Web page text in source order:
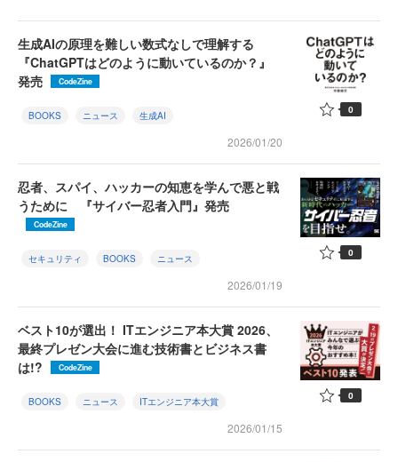
生成AIの原理を難しい数式なしで理解する
『ChatGPTはどのように動いているのか？』
発売
CodeZine
BOOKS ニュース 生成AI
2026/01/20
0
忍者、スパイ、ハッカーの知恵を学んで悪と戦
うために 『サイバー忍者入門』発売
CodeZine
セキュリティ BOOKS ニュース
2026/01/19
0
ベスト10が選出！ ITエンジニア本大賞 2026、
最終プレゼン大会に進む技術書とビジネス書
は!?
CodeZine
BOOKS ニュース ITエンジニア本大賞
2026/01/15
0